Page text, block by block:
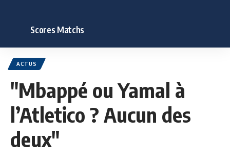
Scores Matchs
ACTUS
"Mbappé ou Yamal à
l’Atletico ? Aucun des
deux"